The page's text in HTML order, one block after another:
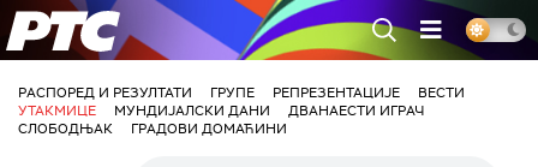
РТС
РАСПОРЕД И РЕЗУЛТАТИ ГРУПЕ РЕПРЕЗЕНТАЦИЈЕ
ВЕСТИ
УТАКМИЦЕ
МУНДИЈАЛСКИ ДАНИ
ДВАНАЕСТИ ИГРАЧ
СЛОБОДЊАК
ГРАДОВИ ДОМАЋИНИ